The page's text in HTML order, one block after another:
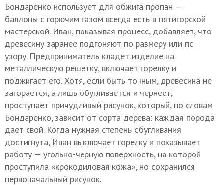
Бондаренко использует для обжига пропан —
баллоны с горючим газом всегда есть в пятигорской
мастерской. Иван, показывая процесс, добавляет, что
древесину заранее подгоняют по размеру или по
узору. Предприниматель кладет изделие на
металлическую решетку, включает горелку и
поджигает его. Хотя, если быть точным, древесина не
загорается, а лишь обугливается и чернеет,
проступает причудливый рисунок, который, по словам
Бондаренко, зависит от сорта дерева: каждая порода
дает свой. Когда нужная степень обугливания
достигнута, Иван выключает горелку и показывает
работу — угольно-черную поверхность, на которой
проступила «крокодиловая кожа», но сохранился
первоначальный рисунок.